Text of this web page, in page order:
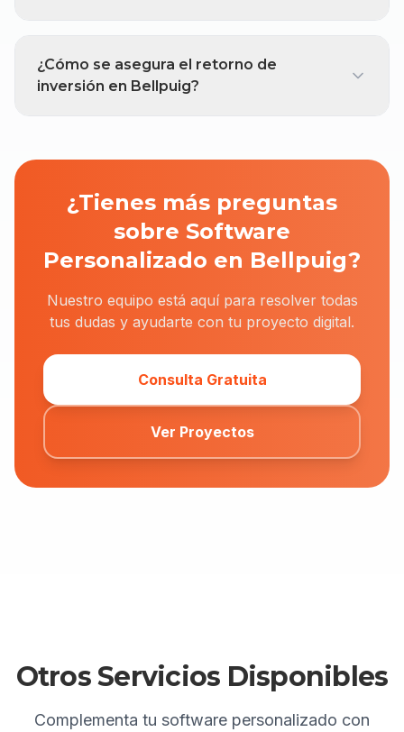
¿Cómo se asegura el retorno de
inversión en Bellpuig?
¿Tienes más preguntas
sobre Software
Personalizado en Bellpuig?
Nuestro equipo está aquí para resolver todas
tus dudas y ayudarte con tu proyecto digital.
Consulta Gratuita
Ver Proyectos
Otros Servicios Disponibles
Complementa tu software personalizado con